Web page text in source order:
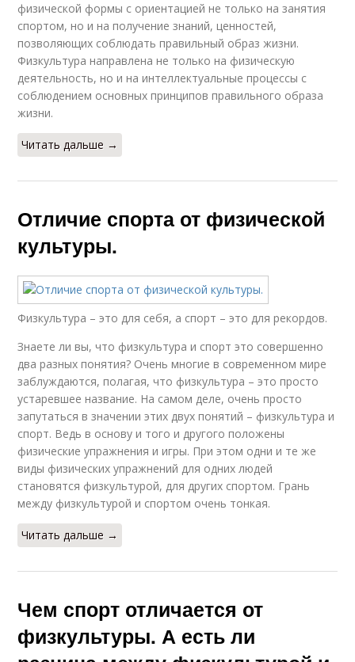
физической формы с ориентацией не только на занятия
спортом, но и на получение знаний, ценностей,
позволяющих соблюдать правильный образ жизни.
Физкультура направлена не только на физическую
деятельность, но и на интеллектуальные процессы с
соблюдением основных принципов правильного образа
жизни.
Читать дальше →
Отличие спорта от физической
культуры.
Физкультура – это для себя, а спорт – это для рекордов.
Знаете ли вы, что физкультура и спорт это совершенно
два разных понятия? Очень многие в современном мире
заблуждаются, полагая, что физкультура – это просто
устаревшее название. На самом деле, очень просто
запутаться в значении этих двух понятий – физкультура и
спорт. Ведь в основу и того и другого положены
физические упражнения и игры. При этом одни и те же
виды физических упражнений для одних людей
становятся физкультурой, для других спортом. Грань
между физкультурой и спортом очень тонкая.
Читать дальше →
Чем спорт отличается от
физкультуры. А есть ли